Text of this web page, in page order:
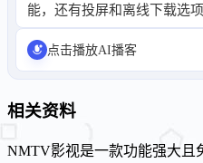
能，还有投屏和离线下载选
点击播放AI播客
相关资料
NMTV影视是一款功能强大且